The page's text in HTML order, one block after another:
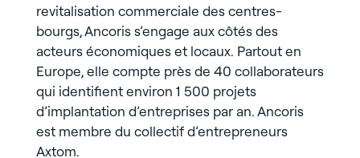
revitalisation commerciale des centres-
bourgs, Ancoris s’engage aux côtés des
acteurs économiques et locaux. Partout en
Europe, elle compte près de 40 collaborateurs
qui identifient environ 1 500 projets
d’implantation d’entreprises par an. Ancoris
est membre du collectif d’entrepreneurs
Axtom.